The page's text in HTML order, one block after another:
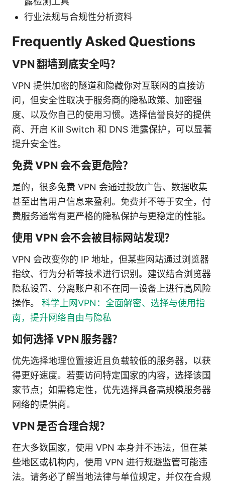
行业法规与合规性分析资料
Frequently Asked Questions
VPN 翻墙到底安全吗？
VPN 提供加密的隧道和隐藏你对互联网的直接访
问，但安全性取决于服务商的隐私政策、加密强
度、以及你自己的使用习惯。选择信誉良好的提供
商、开启 Kill Switch 和 DNS 泄露保护，可以显著
提升安全性。
免费 VPN 会不会更危险？
是的，很多免费 VPN 会通过投放广告、数据收集
甚至出售用户信息来盈利。免费并不等于安全，付
费服务通常有更严格的隐私保护与更稳定的性能。
使用 VPN 会不会被目标网站发现？
VPN 会改变你的 IP 地址，但某些网站通过浏览器
指纹、行为分析等技术进行识别。建议结合浏览器
隐私设置、分离账户和不在同一设备上进行高风险
操作。 科学上网VPN：全面解密、选择与使用指
南，提升网络自由与隐私
如何选择 VPN 服务器？
优先选择地理位置接近且负载较低的服务器，以获
得更好速度。若要访问特定国家的内容，选择该国
家节点；如需稳定性，优先选择具备高规模服务器
网络的提供商。
VPN 是否合理合规？
在大多数国家，使用 VPN 本身并不违法，但在某
些地区或机构内，使用 VPN 进行规避监管可能违
法。请务必了解当地法律与单位规定，并仅在合规